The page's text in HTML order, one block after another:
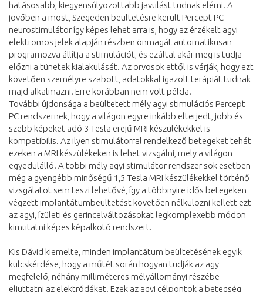
hatásosabb, kiegyensúlyozottabb javulást tudnak elérni. A
jövőben a most, Szegeden beültetésre került Percept PC
neurostimulátor így képes lehet arra is, hogy az érzékelt agyi
elektromos jelek alapján részben önmagát automatikusan
programozva állítja a stimulációt, és ezáltal akár meg is tudja
előzni a tünetek kialakulását. Az orvosok ettől is várják, hogy ezt
követően személyre szabott, adatokkal igazolt terápiát tudnak
majd alkalmazni. Erre korábban nem volt példa.
További újdonsága a beültetett mély agyi stimulációs Percept
PC rendszernek, hogy a világon egyre inkább elterjedt, jobb és
szebb képeket adó 3 Tesla erejű MRI készülékekkel is
kompatibilis. Az ilyen stimulátorral rendelkező betegeket tehát
ezeken a MRI készülékeken is lehet vizsgálni, mely a világon
egyedülálló. A többi mély agyi stimulátor rendszer sok esetben
még a gyengébb minőségű 1,5 Tesla MRI készülékekkel történő
vizsgálatot sem teszi lehetővé, így a többnyire idős betegeken
végzett implantátumbeültetést követően nélkülözni kellett ezt
az agyi, ízületi és gerincelváltozásokat legkomplexebb módon
kimutatni képes képalkotó rendszert.
Kis Dávid kiemelte, minden implantátum beültetésének egyik
kulcskérdése, hogy a műtét során hogyan tudják az agy
megfelelő, néhány milliméteres mélyállományi részébe
eljuttatni az elektródákat. Ezek az agyi célpontok a betegség